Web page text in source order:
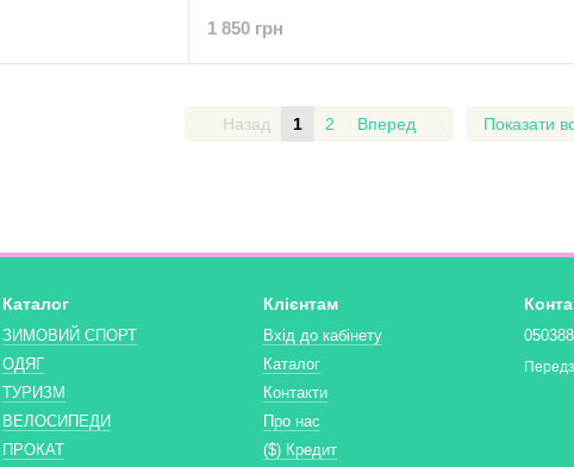
1 850 грн
Назад 1 2 Вперед Показати
Каталог
ЗИМОВИЙ СПОРТ
ОДЯГ
ТУРИЗМ
ВЕЛОСИПЕДИ
ПРОКАТ
Клієнтам
Вхід до кабінету
Каталог
Контакти
Про нас
($) Кредит